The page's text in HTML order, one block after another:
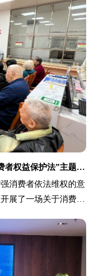
辖
【简讯】我所陈伟杰律师于吉利社区开展“消费者权益保护法”主题讲座
消费者依法维权的意
展了一场关于消费者